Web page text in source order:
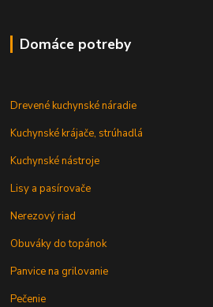
Domáce potreby
Drevené kuchynské náradie
Kuchynské krájače, strúhadlá
Kuchynské nástroje
Lisy a pasírovače
Nerezový riad
Obuváky do topánok
Panvice na grilovanie
Pečenie